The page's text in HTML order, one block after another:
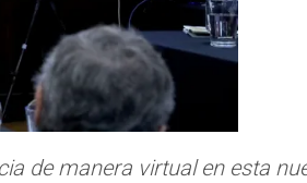
de manera virtual en esta